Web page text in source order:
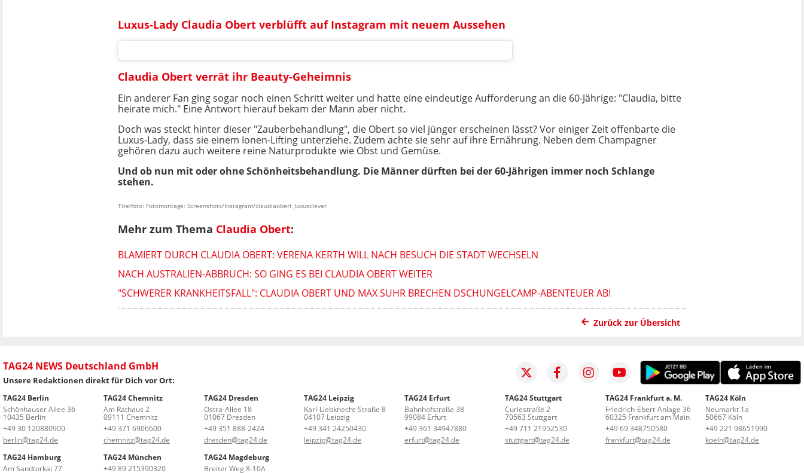
Luxus-Lady Claudia Obert verblüfft auf Instagram mit neuem Aussehen
Claudia Obert verrät ihr Beauty-Geheimnis
Ein anderer Fan ging sogar noch einen Schritt weiter und hatte eine eindeutige Aufforderung an die 60-Jährige: "Claudia, bitte
heirate mich." Eine Antwort hierauf bekam der Mann aber nicht.
Doch was steckt hinter dieser "Zauberbehandlung", die Obert so viel jünger erscheinen lässt? Vor einiger Zeit offenbarte die
Luxus-Lady, dass sie einem Ionen-Lifting unterziehe. Zudem achte sie sehr auf ihre Ernährung. Neben dem Champagner
gehören dazu auch weitere reine Naturprodukte wie Obst und Gemüse.
Und ob nun mit oder ohne Schönheitsbehandlung. Die Männer dürften bei der 60-Jährigen immer noch Schlange
stehen.
Titelfoto: Fotomontage: Screenshots/Instagram/claudiaobert_luxusclever
Mehr zum Thema Claudia Obert:
BLAMIERT DURCH CLAUDIA OBERT: VERENA KERTH WILL NACH BESUCH DIE STADT WECHSELN
NACH AUSTRALIEN-ABBRUCH: SO GING ES BEI CLAUDIA OBERT WEITER
"SCHWERER KRANKHEITSFALL": CLAUDIA OBERT UND MAX SUHR BRECHEN DSCHUNGELCAMP-ABENTEUER AB!
Zurück zur Übersicht
TAG24 NEWS Deutschland GmbH
Unsere Redaktionen direkt für Dich vor Ort:
TAG24 Berlin
Schönhauser Allee 36
10435 Berlin
+49 30 120880900
berlin@tag24.de
TAG24 Chemnitz
Am Rathaus 2
09111 Chemnitz
+49 371 6906600
chemnitz@tag24.de
TAG24 Dresden
Ostra-Allee 18
01067 Dresden
+49 351 888-2424
dresden@tag24.de
TAG24 Leipzig
Karl-Liebknecht-Straße 8
04107 Leipzig
+49 341 24250430
leipzig@tag24.de
TAG24 Erfurt
Bahnhofstraße 38
99084 Erfurt
+49 361 34947880
erfurt@tag24.de
TAG24 Stuttgart
Curiestraße 2
70563 Stuttgart
+49 711 21952530
stuttgart@tag24.de
TAG24 Frankfurt a. M.
Friedrich-Ebert-Anlage 36
60325 Frankfurt am Main
+49 69 348750580
frankfurt@tag24.de
TAG24 Köln
Neumarkt 1a
50667 Köln
+49 221 98651990
koeln@tag24.de
TAG24 Hamburg
Am Sandtorkai 77
TAG24 München
+49 89 215390320
TAG24 Magdeburg
Breiter Weg 8-10A